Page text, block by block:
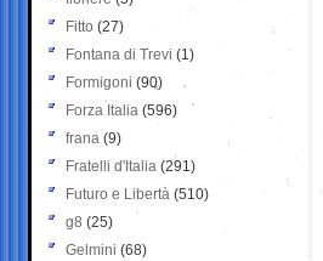
Fitto (27)
Fontana di Trevi (1)
Formigoni (90)
Forza Italia (596)
frana (9)
Fratelli d'Italia (291)
Futuro e Libertà (510)
g8 (25)
Gelmini (68)